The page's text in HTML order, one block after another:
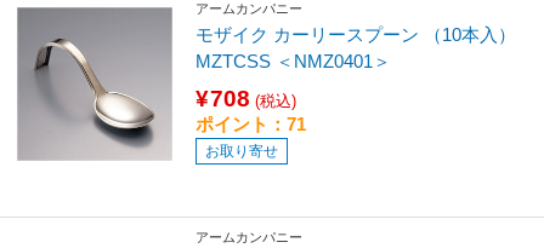
アームカンパニー
モザイク カーリースプーン （10本入）
MZTCSS ＜NMZ0401＞
¥708 (税込)
ポイント：71
お取り寄せ
アームカンパニー